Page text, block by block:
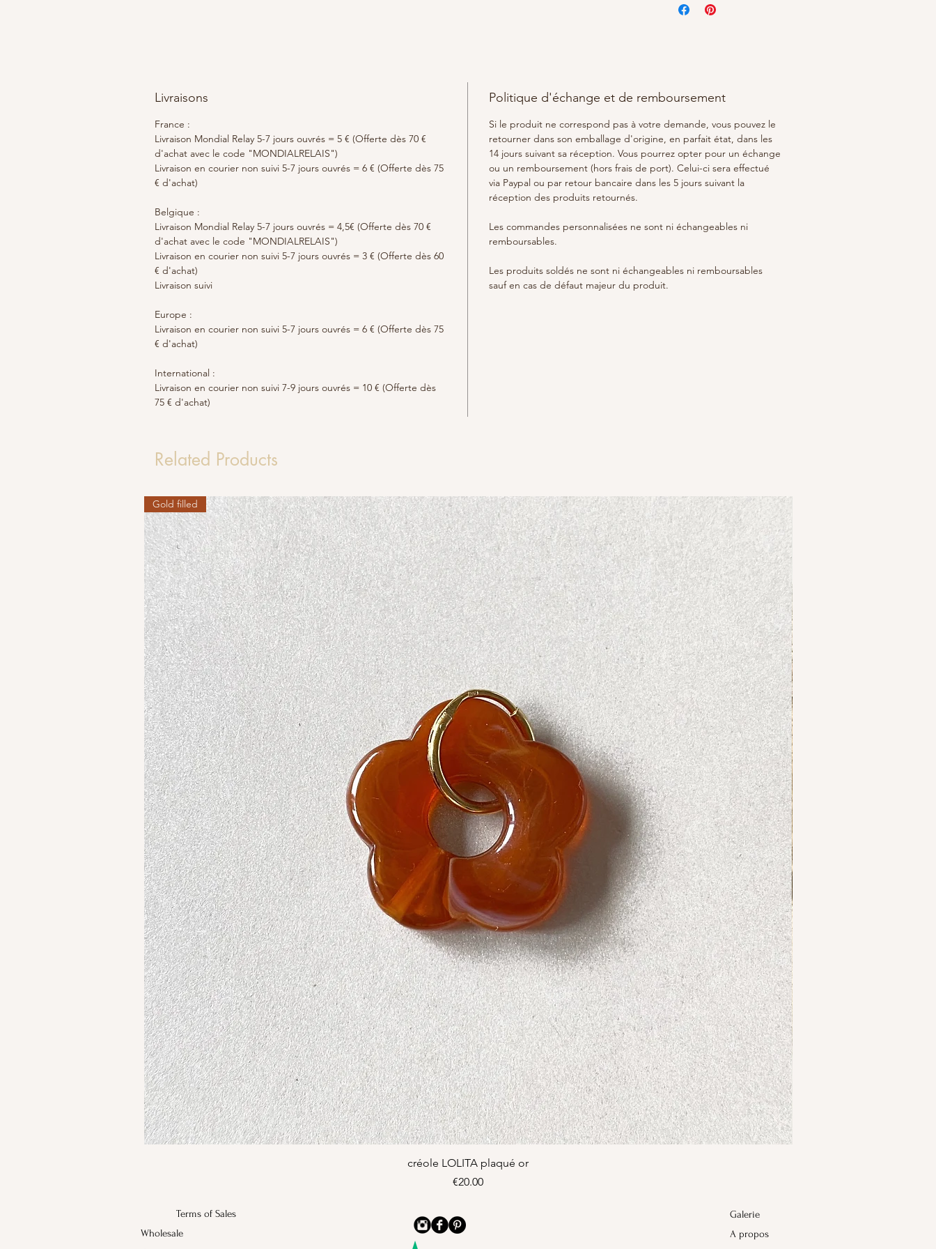
Livraisons
France :
Livraison Mondial Relay 5-7 jours ouvrés = 5 € (Offerte dès 70 €
d'achat avec le code "MONDIALRELAIS")
Livraison en courier non suivi 5-7 jours ouvrés = 6 € (Offerte dès 75
€ d'achat)
Belgique :
Livraison Mondial Relay 5-7 jours ouvrés = 4,5€ (Offerte dès 70 €
d'achat avec le code "MONDIALRELAIS")
Livraison en courier non suivi 5-7 jours ouvrés = 3 € (Offerte dès 60
€ d'achat)
Livraison suivi
Europe :
Livraison en courier non suivi 5-7 jours ouvrés = 6 € (Offerte dès 75
€ d'achat)
International :
Livraison en courier non suivi 7-9 jours ouvrés = 10 € (Offerte dès
75 € d'achat)
Politique d'échange et de remboursement
Si le produit ne correspond pas à votre demande, vous pouvez le
retourner dans son emballage d'origine, en parfait état, dans les
14 jours suivant sa réception. Vous pourrez opter pour un échange
ou un remboursement (hors frais de port). Celui-ci sera effectué
via Paypal ou par retour bancaire dans les 5 jours suivant la
réception des produits retournés.
Les commandes personnalisées ne sont ni échangeables ni
remboursables.
Les produits soldés ne sont ni échangeables ni remboursables
sauf en cas de défaut majeur du produit.
Related Products
Quick View
Gold filled
créole LOLITA plaqué or
Price
€20.00
Terms of Sales
Wholesale
Galerie
A propos